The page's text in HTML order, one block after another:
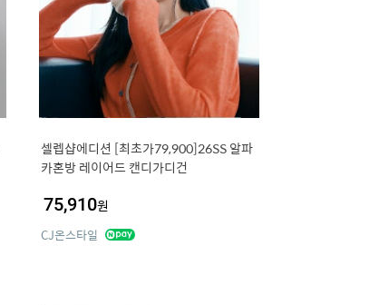
셀렙샵에디션 [최초가79,900]26SS 알파
카혼방 레이어드 캔디가디건
75,910원
CJ온스타일